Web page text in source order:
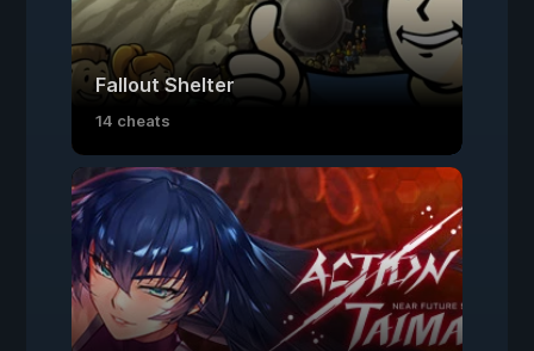
Fallout Shelter
14 cheats